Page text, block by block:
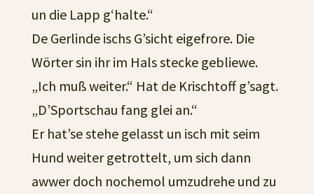
un die Lapp g‘halte.“
De Gerlinde ischs G’sicht eigefrore. Die
Wörter sin ihr im Hals stecke gebliewe.
„Ich muß weiter.“ Hat de Krischtoff g’sagt.
„D’Sportschau fang glei an.“
Er hat’se stehe gelasst un isch mit seim
Hund weiter getrottelt, um sich dann
awwer doch nochemol umzudrehe und zu